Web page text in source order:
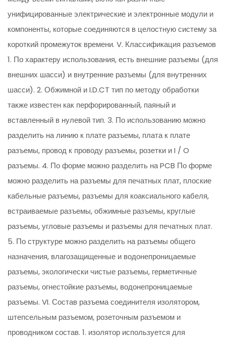
унифицированные электрические и электронные модули и
компоненты, которые соединяются в целостную систему за
короткий промежуток времени. V. Классификация разъемов
1. По характеру использования, есть внешние разъемы (для
внешних шасси) и внутренние разъемы (для внутренних
шасси). 2. Обжимной и I.D.CT тип по методу обработки
также известен как перфорированный, паяный и
вставленный в нулевой тип. 3. По использованию можно
разделить на линию к плате разъемы, плата к плате
разъемы, провод к проводу разъемы, розетки и I / O
разъемы. 4. По форме можно разделить на PCB По форме
можно разделить на разъемы для печатных плат, плоские
кабельные разъемы, разъемы для коаксиального кабеля,
встраиваемые разъемы, обжимные разъемы, круглые
разъемы, угловые разъемы и разъемы для печатных плат.
5. По структуре можно разделить на разъемы общего
назначения, влагозащищенные и водонепроницаемые
разъемы, экологически чистые разъемы, герметичные
разъемы, огнестойкие разъемы, водонепроницаемые
разъемы. VI. Состав разъема соединителя изолятором,
штепсельным разъемом, розеточным разъемом и
проводником состав. 1. изолятор используется для